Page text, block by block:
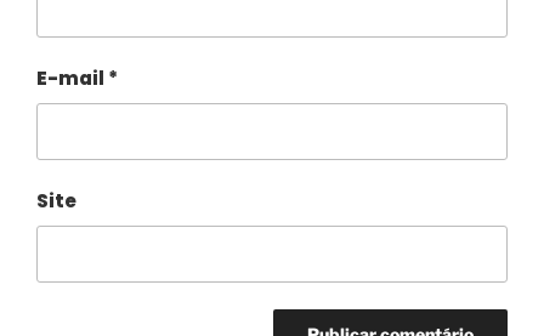
E-mail *
Site